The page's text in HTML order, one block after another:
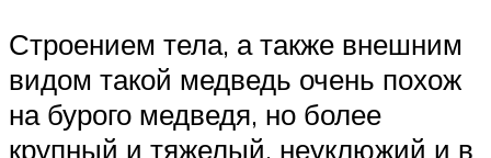
Строением тела, а также внешним
видом такой медведь очень похож
на бурого медведя, но более
крупный и тяжелый, неуклюжий и в